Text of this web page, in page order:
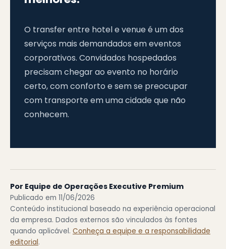
O transfer entre hotel e venue é um dos
serviços mais demandados em eventos
corporativos. Convidados hospedados
precisam chegar ao evento no horário
certo, com conforto e sem se preocupar
com transporte em uma cidade que não
conhecem.
Por Equipe de Operações Executive Premium
Publicado em 11/06/2026
Conteúdo institucional baseado na experiência operacional
da empresa. Dados externos são vinculados às fontes
quando aplicável. Conheça a equipe e a responsabilidade
editorial.